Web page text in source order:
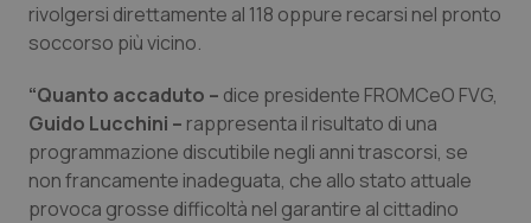
Friuli Venezia Giulia
Lazio
Liguria
Lombardia
Dermatite Atopica
Diabete & glucometri
Disturbi dell’umore
Dolore
rivolgersi direttamente al 118 oppure recarsi nel pronto
soccorso più vicino.
“Quanto accaduto – dice presidente FROMCeO FVG,
Guido Lucchini – rappresenta il risultato di una
programmazione discutibile negli anni trascorsi, se
non francamente inadeguata, che allo stato attuale
provoca grosse difficoltà nel garantire al cittadino